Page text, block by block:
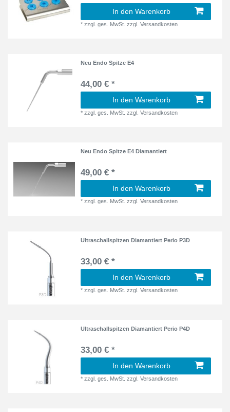
In den Warenkorb
*zzgl. ges. MwSt. zzgl.Versandkosten
Neu Endo Spitze E4
44,00 € *
In den Warenkorb
*zzgl. ges. MwSt. zzgl.Versandkosten
Neu Endo Spitze E4 Diamantiert
49,00 € *
In den Warenkorb
*zzgl. ges. MwSt. zzgl.Versandkosten
Ultraschallspitzen Diamantiert Perio P3D
33,00 € *
In den Warenkorb
*zzgl. ges. MwSt. zzgl.Versandkosten
Ultraschallspitzen Diamantiert Perio P4D
33,00 € *
In den Warenkorb
*zzgl. ges. MwSt. zzgl.Versandkosten